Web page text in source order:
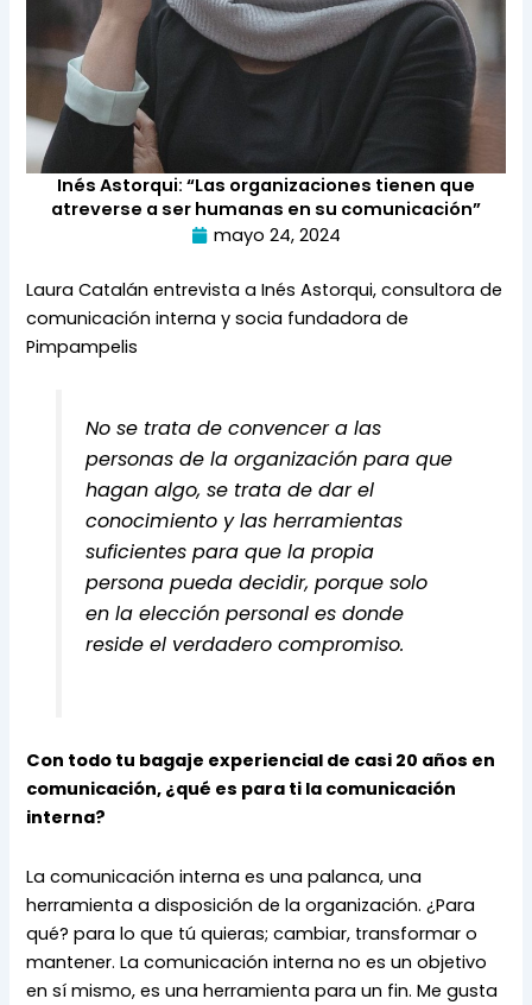
Inés Astorqui: “Las organizaciones tienen que
atreverse a ser humanas en su comunicación”
mayo 24, 2024
Laura Catalán entrevista a Inés Astorqui, consultora de
comunicación interna y socia fundadora de
Pimpampelis
No se trata de convencer a las
personas de la organización para que
hagan algo, se trata de dar el
conocimiento y las herramientas
suficientes para que la propia
persona pueda decidir, porque solo
en la elección personal es donde
reside el verdadero compromiso.
Con todo tu bagaje experiencial de casi 20 años en
comunicación, ¿qué es para ti la comunicación
interna?
La comunicación interna es una palanca, una
herramienta a disposición de la organización. ¿Para
qué? para lo que tú quieras; cambiar, transformar o
mantener. La comunicación interna no es un objetivo
en sí mismo, es una herramienta para un fin. Me gusta